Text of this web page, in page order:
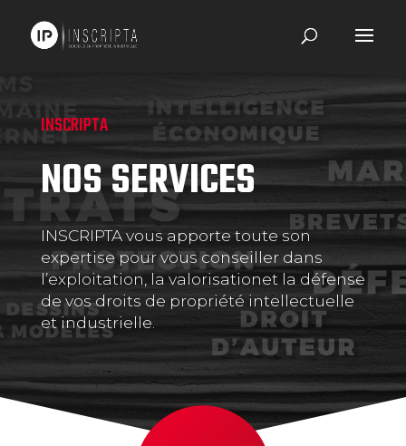
INSCRIPTA
NOS SERVICES
INSCRIPTA vous apporte toute son
expertise pour vous conseiller dans
l’exploitation, la valorisationet la défense
de vos droits de propriété intellectuelle
et industrielle.